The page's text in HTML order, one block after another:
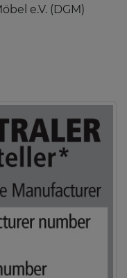
e.V. (DGM)